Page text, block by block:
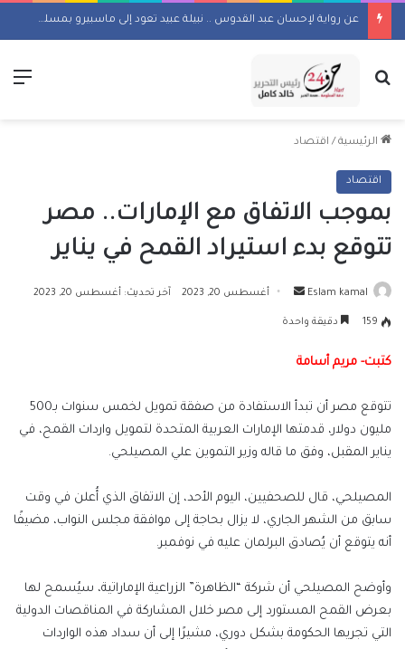
عن رواية لإحسان عبد القدوس .. نبيلة عبيد تعود إلى ماسبيرو بمسلسل إذاعي
بحث عن
الرئيسية / اقتصاد
اقتصاد
بموجب الاتفاق مع الإمارات.. مصر
تتوقع بدء استيراد القمح في يناير
Eslam kamal
أرسل أغسطس 20, 2023 آخر تحديث: أغسطس 20, 2023
159 دقيقة واحدة
كتبت- مريم أسامة
تتوقع مصر أن تبدأ الاستفادة من صفقة تمويل لخمس سنوات بـ500
مليون دولار، قدمتها الإمارات العربية المتحدة لتمويل واردات القمح، في
يناير المقبل، وفق ما قاله وزير التموين علي المصيلحي.
المصيلحي، قال للصحفيين، اليوم الأحد، إن الاتفاق الذي أُعلن في وقت
سابق من الشهر الجاري، لا يزال بحاجة إلى موافقة مجلس النواب، مضيفًا
أنه يتوقع أن يُصادق البرلمان عليه في نوفمبر.
وأوضح المصيلحي أن شركة “الظاهرة” الزراعية الإماراتية، سيُسمح لها
بعرض القمح المستورد إلى مصر خلال المشاركة في المناقصات الدولية
التي تجريها الحكومة بشكل دوري، مشيرًا إلى أن سداد هذه الواردات